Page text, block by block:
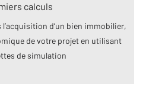
calculs
d’un bien immobilier,
de votre projet en utilisant
de simulation